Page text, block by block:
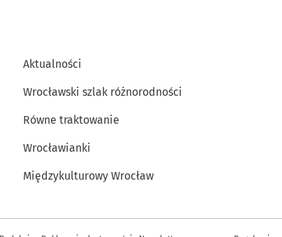
Aktualności
Wrocławski szlak różnorodności
Równe traktowanie
Wrocławianki
Międzykulturowy Wrocław
Inne informacje